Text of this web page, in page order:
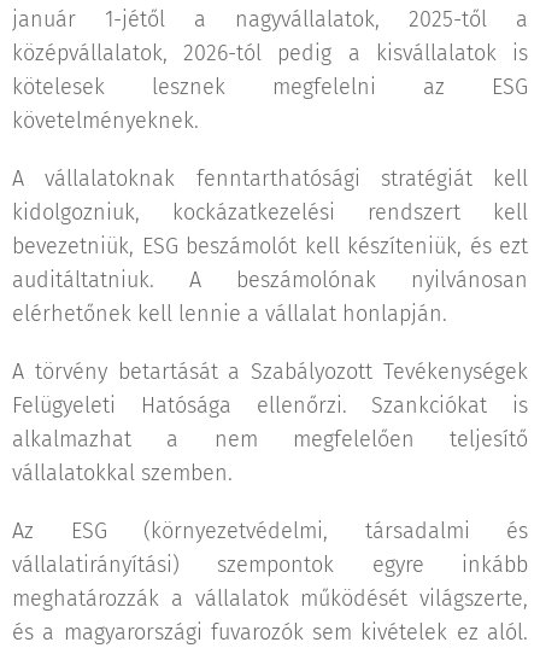
január 1-jétől a nagyvállalatok, 2025-től a
középvállalatok, 2026-tól pedig a kisvállalatok is
kötelesek lesznek megfelelni az ESG
követelményeknek.
A vállalatoknak fenntarthatósági stratégiát kell
kidolgozniuk, kockázatkezelési rendszert kell
bevezetniük, ESG beszámolót kell készíteniük, és ezt
auditáltatniuk. A beszámolónak nyilvánosan
elérhetőnek kell lennie a vállalat honlapján.
A törvény betartását a Szabályozott Tevékenységek
Felügyeleti Hatósága ellenőrzi. Szankciókat is
alkalmazhat a nem megfelelően teljesítő
vállalatokkal szemben.
Az ESG (környezetvédelmi, társadalmi és
vállalatirányítási) szempontok egyre inkább
meghatározzák a vállalatok működését világszerte,
és a magyarországi fuvarozók sem kivételek ez alól.